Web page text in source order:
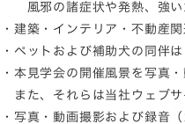
風邪の諸症状や発熱、強いだ
・建築・インテリア・不動産
・ペットおよび補助犬の同伴
・本見学会の開催風景を写真
また、それらは当社ウェブサ
・写真・動画撮影および録音